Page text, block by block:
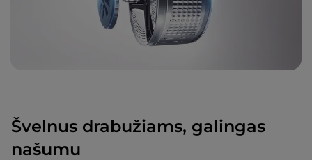
Švelnus drabužiams, galingas
našumu